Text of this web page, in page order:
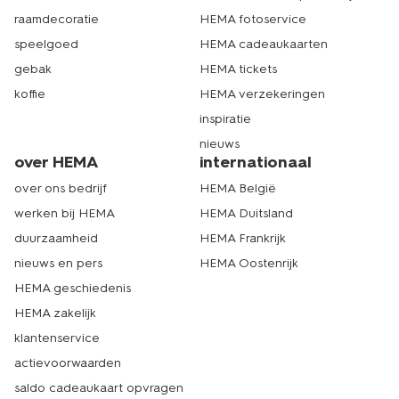
HEMA bij jou in de buurt. Echt HEMA.
raamdecoratie
speelgoed
gebak
koffie
HEMA fotoservice
HEMA cadeaukaarten
HEMA tickets
HEMA verzekeringen
inspiratie
nieuws
over HEMA
over ons bedrijf
werken bij HEMA
duurzaamheid
nieuws en pers
HEMA geschiedenis
HEMA zakelijk
klantenservice
actievoorwaarden
saldo cadeaukaart opvragen
internationaal
HEMA België
HEMA Duitsland
HEMA Frankrijk
HEMA Oostenrijk